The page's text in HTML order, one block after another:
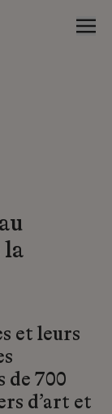
la
et leurs
de 700
d’art et